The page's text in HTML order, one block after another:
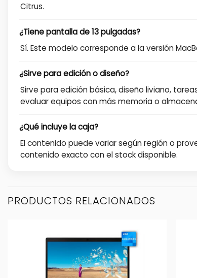
Citrus.
¿Tiene pantalla de 13 pulgadas?
Sí. Este modelo corresponde a la versión
¿Sirve para edición o diseño?
Sirve para edición básica, diseño liviano,
evaluar equipos con más memoria o
¿Qué incluye la caja?
El contenido puede variar según región o
contenido exacto con el stock disponible.
PRODUCTOS RELACIONADOS